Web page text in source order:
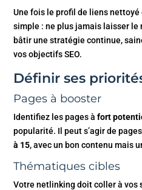
Une fois le profil de liens
simple : ne plus jamais laisser
bâtir une stratégie continue,
vos objectifs SEO.
Définir ses
Pages à booster
Identifiez les pages àfort
popularité. Il peut s’agir de
à 15, avec un bon contenu mais
Thématiques cibles
Votre netlinking doit coller à vos